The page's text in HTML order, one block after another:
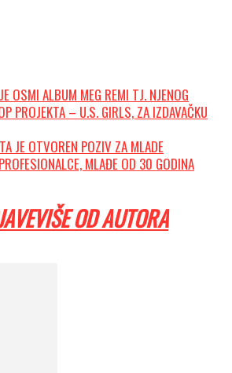
OSMI ALBUM MEG REMI TJ. NJENOG
PROJEKTA – U.S. GIRLS, ZA IZDAVAČKU
JE OTVOREN POZIV ZA MLADE
MLAĐE OD 30 GODINA
VIŠE OD AUTORA